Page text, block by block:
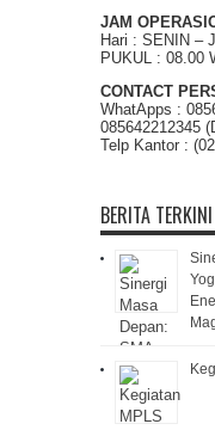
JAM
Hari : SENIN –
PUKUL : 08.00
CONTACT
WhatApps :
085642212345
Telp Kantor :
BERITA TERKINI